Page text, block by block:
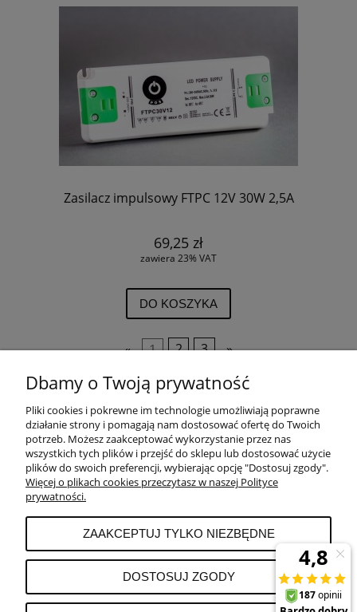
Zasilacz impulsowy FTPC 12V 30W 2,5A
69,25 zł
zawiera 23% VAT
DO KOSZYKA
« 1 2 3 »
POMOC
PŁATNOŚCI I DOSTAWA
MOJE KONTO
Dbamy o Twoją prywatność
Pliki cookies i pokrewne im technologie umożliwiają poprawne
działanie strony i pomagają nam dostosować ofertę do Twoich
potrzeb. Możesz zaakceptować wykorzystanie przez nas
wszystkich tych plików i przejść do sklepu lub dostosować użycie
plików do swoich preferencji, wybierając opcję "Dostosuj zgody".
Więcej o plikach cookies przeczytasz w naszej Polityce
prywatności.
ZAAKCEPTUJ TYLKO NIEZBĘDNE
DOSTOSUJ ZGODY